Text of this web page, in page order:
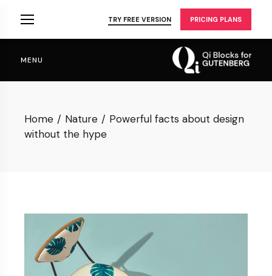
TRY FREE VERSION PRICING PLANS
MENU
Home Nature
Powerful facts about design
without the hype